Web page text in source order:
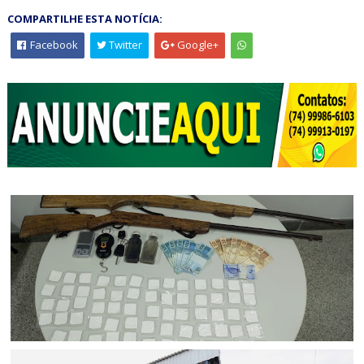
COMPARTILHE ESTA NOTÍCIA:
Facebook
Twitter Google+